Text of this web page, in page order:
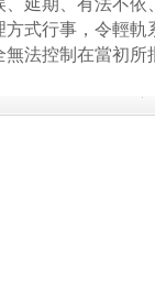
、延期、有法不
方式行事，令輕
無法控制在當初所